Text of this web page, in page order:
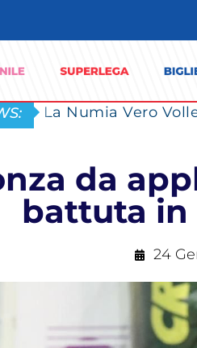
da
battuta in
24